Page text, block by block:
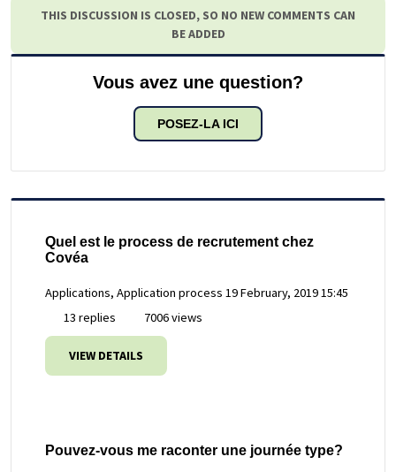
THIS DISCUSSION IS CLOSED, SO NO NEW COMMENTS CAN
BE ADDED
Vous avez une question?
POSEZ-LA ICI
Quel est le process de recrutement chez
Covéa
Applications, Application process 19 February, 2019 15:45
13 replies
7006 views
VIEW DETAILS
Pouvez-vous me raconter une journée type?